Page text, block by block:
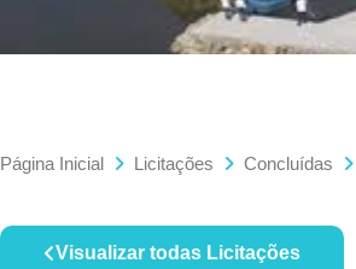
Página Inicial Licitações Concluídas
Visualizar todas Licitações